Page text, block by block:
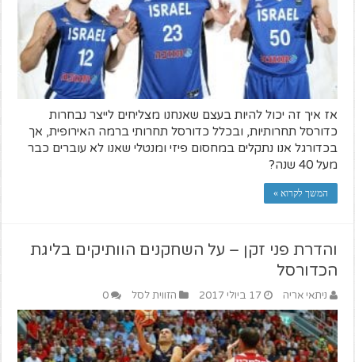
אז איך זה יכול להיות בעצם שאנחנו מצליחים לייצר נבחרות
כדורסל תחרותיות, ובכלל כדורסל תחרותי ברמה האירופית, אך
בכדורגל אנו נתקלים במחסום פיזי ומנטלי שאנו לא עוברים כבר
מעל 40 שנה?
המשך לקרוא »
והדרת פני זקן – על השחקנים הוותיקים בליגת
הכדורסל
ניתאי אריה 17 ביולי 2017 הזווית לסל 0